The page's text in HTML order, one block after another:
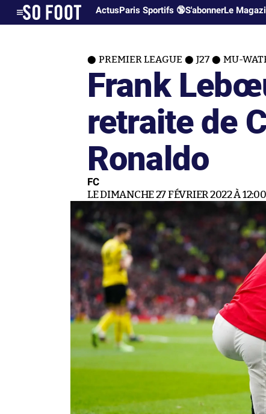
ActusParis Sportifs 🔞S'abonnerLe
PREMIER LEAGUE J27 MU-
Frank
retraite de
Ronaldo
FC
LE DIMANCHE 27 FÉVRIER 2022 À 12:00